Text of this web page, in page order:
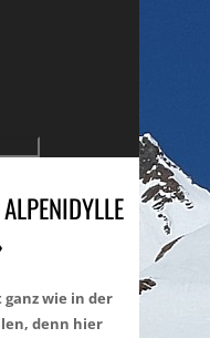
wie in der
denn hier